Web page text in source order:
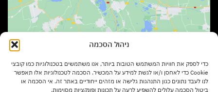
ניהול הסכמה
כדי לספק את חוויות המשתמש הטובות ביותר, אנו משתמשים בטכנולוגיות כמו קובצי
Cookie כדי לאחסן ו/או לגשת למידע על המכשיר. הסכמה לטכנולוגיות אלו תאפשר
לנו לעבד נתונים כגון התנהגות גלישה או מזהים ייחודיים באתר זה. אי הסכמה או
ביטול הסכמה עלולים להשפיע לרעה על תכונות ופונקציות מסוימות.
ימים א' – ה' בשעות 9:00 – 17:00